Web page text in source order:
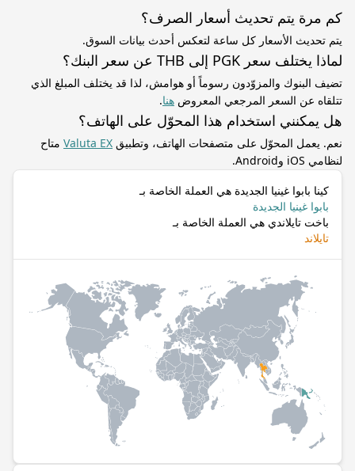
كم مرة يتم تحديث أسعار الصرف؟
يتم تحديث الأسعار كل ساعة لتعكس أحدث بيانات السوق.
لماذا يختلف سعر PGK إلى THB عن سعر البنك؟
تضيف البنوك والمزوّدون رسوماً أو هوامش، لذا قد يختلف المبلغ الذي
تتلقاه عن السعر المرجعي المعروض هنا.
هل يمكنني استخدام هذا المحوّل على الهاتف؟
نعم. يعمل المحوّل على متصفحات الهاتف، وتطبيق Valuta EX متاح
لنظامي iOS وAndroid.
كينا بابوا غينيا الجديدة هي العملة الخاصة بـ
بابوا غينيا الجديدة
باخت تايلاندي هي العملة الخاصة بـ
تايلاند